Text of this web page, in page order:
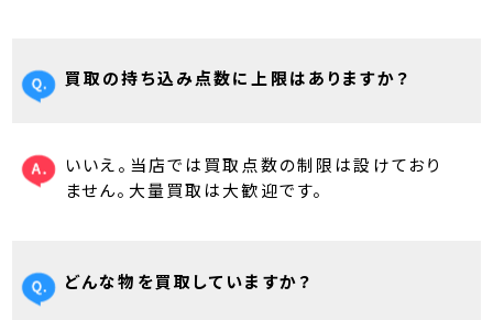
買取の持ち込み点数に上限はありますか？
いいえ。当店では買取点数の制限は設けており
ません。大量買取は大歓迎です。
どんな物を買取していますか？